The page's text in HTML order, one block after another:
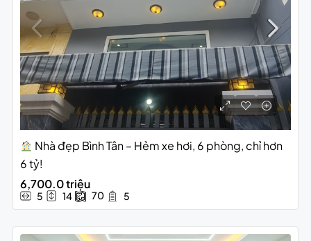
Nhà đẹp Bình Tân – Hẻm xe hơi, 6 phòng, chỉ hơn
6 tỷ!
6,700.0 triệu
5 14 70 5